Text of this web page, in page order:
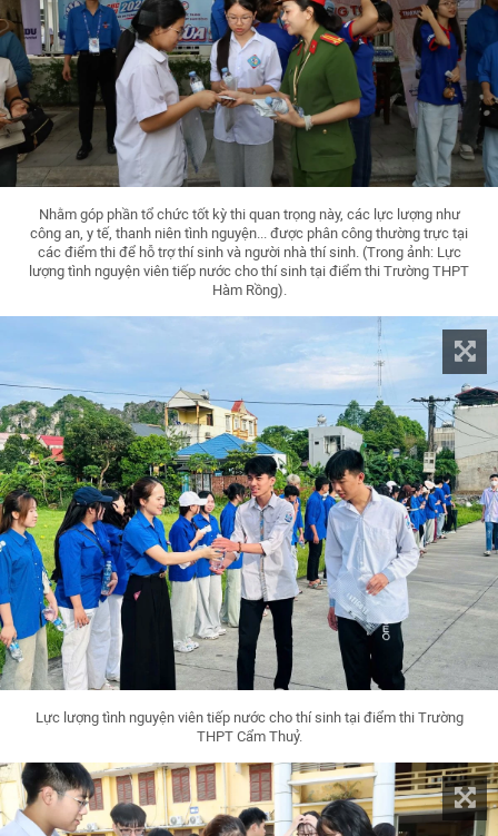
Nhằm góp phần tổ chức tốt kỳ thi quan trọng này, các lực lượng như
công an, y tế, thanh niên tình nguyện... được phân công thường trực tại
các điểm thi để hỗ trợ thí sinh và người nhà thí sinh. (Trong ảnh: Lực
lượng tình nguyện viên tiếp nước cho thí sinh tại điểm thi Trường THPT
Hàm Rồng).
Lực lượng tình nguyện viên tiếp nước cho thí sinh tại điểm thi Trường
THPT Cẩm Thuỷ.